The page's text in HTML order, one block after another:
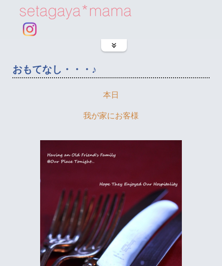
おもてなし・・・♪
本日
我が家にお客様